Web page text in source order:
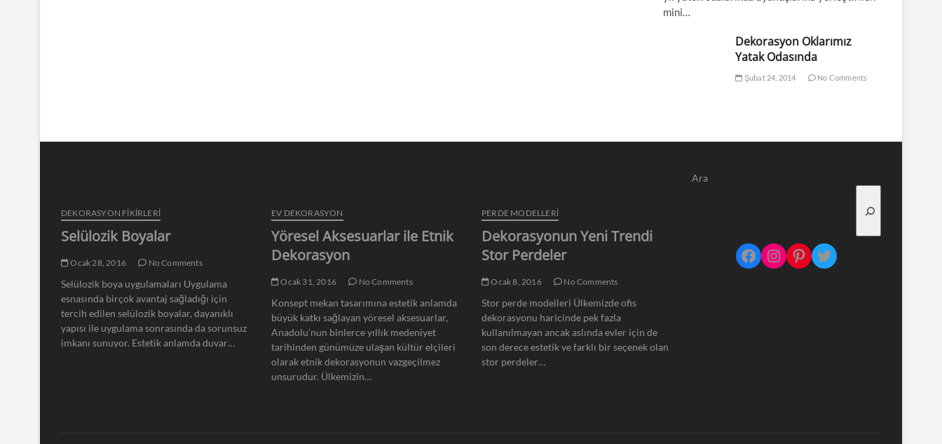
mini…
Dekorasyon Oklarımız
Yatak Odasında
Şubat 24, 2014 No Comments
DEKORASYON FİKİRLERİ
Selülozik Boyalar
Ocak 28, 2016 No Comments
Selülozik boya uygulamaları Uygulama
esnasında birçok avantaj sağladığı için
tercih edilen selülozik boyalar, dayanıklı
yapısı ile uygulama sonrasında da sorunsuz
imkanı sunuyor. Estetik anlamda duvar…
EV DEKORASYON
Yöresel Aksesuarlar ile Etnik
Dekorasyon
Ocak 31, 2016 No Comments
Konsept mekan tasarımına estetik anlamda
büyük katkı sağlayan yöresel aksesuarlar,
Anadolu’nun binlerce yıllık medeniyet
tarihinden günümüze ulaşan kültür elçileri
olarak etnik dekorasyonun vazgeçilmez
unsurudur. Ülkemizin…
PERDE MODELLERI
Dekorasyonun Yeni Trendi
Stor Perdeler
Ocak 8, 2016 No Comments
Stor perde modelleri Ülkemizde ofis
dekorasyonu haricinde pek fazla
kullanılmayan ancak aslında evler için de
son derece estetik ve farklı bir seçenek olan
stor perdeler…
Ara
Facebook
Instagram
Pinterest
Twitter